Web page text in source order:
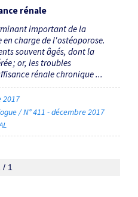
rénale
important de la
charge de l'ostéoporose.
souvent âgés, dont la
; or, les troubles
rénale chronique ...
2017
/ N° 411 - décembre 2017
/ 1